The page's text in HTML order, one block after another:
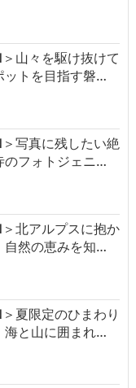
山々を駆け抜けて
ットを目指す磐…
写真に残したい絶
のフォトジェニ…
北アルプスに抱か
自然の恵みを知…
夏限定のひまわり
海と山に囲まれ…